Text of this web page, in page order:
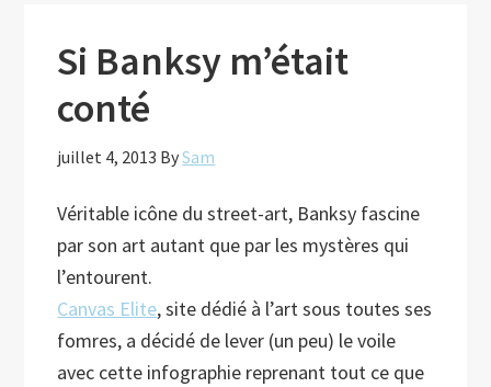
Si Banksy m’était
conté
juillet 4, 2013 BySam
Véritable icône du street-art, Banksy fascine
par son art autant que par les mystères qui
l’entourent.
Canvas Elite, site dédié à l’art sous toutes ses
fomres, a décidé de lever (un peu) le voile
avec cette infographie reprenant tout ce que